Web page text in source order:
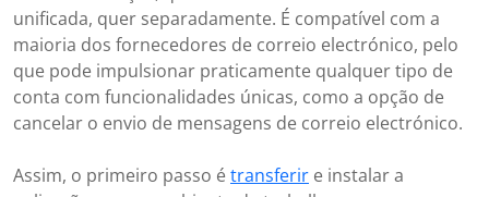
unificada, quer separadamente. É compatível com a
maioria dos fornecedores de correio electrónico, pelo
que pode impulsionar praticamente qualquer tipo de
conta com funcionalidades únicas, como a opção de
cancelar o envio de mensagens de correio electrónico.
Assim, o primeiro passo étransferir e instalar a